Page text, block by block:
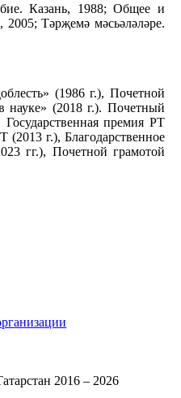
Казань, 1988; Общее и
Тәрҗемә мәсьәләләре.
(1986 г.), Почетной
(2018 г.). Почетный
Государственная премия РТ
(2013 г.), Благодарственное
гг.), Почетной грамотой
2016 – 2026